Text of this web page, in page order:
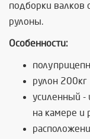
подборки валков
рулоны.
Особенности:
рулон 200кг
усиленный -
на камере